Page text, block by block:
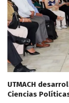
UTMACH
Ciencias